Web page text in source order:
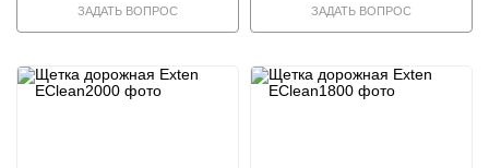
ЗАДАТЬ ВОПРОС ЗАДАТЬ ВОПРОС